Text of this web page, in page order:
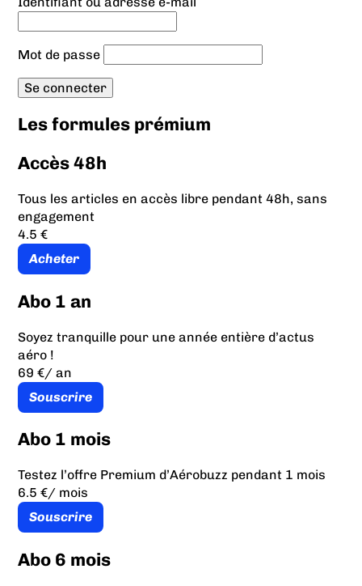
Mot de passe
Les formules prémium
Accès 48h
Tous les articles en accès libre pendant 48h, sans
engagement
4.5 €
Acheter
Abo 1 an
Soyez tranquille pour une année entière d’actus
aéro !
69 €/ an
Souscrire
Abo 1 mois
Testez l’offre Premium d’Aérobuzz pendant 1 mois
6.5 €/ mois
Souscrire
Abo 6 mois